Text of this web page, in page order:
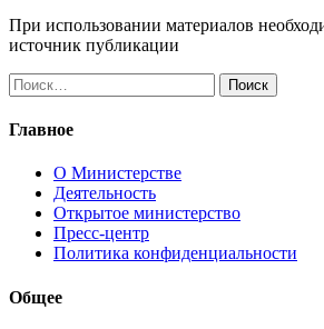
При использовании материалов
источник публикации
Найти:
Главное
О Министерстве
Деятельность
Открытое министерство
Пресс-центр
Политика конфиденциальности
Общее